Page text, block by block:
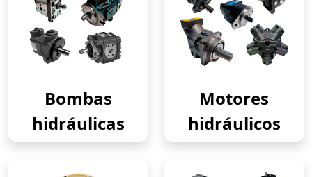
Bombas
hidráulicas
Motores
hidráulicos